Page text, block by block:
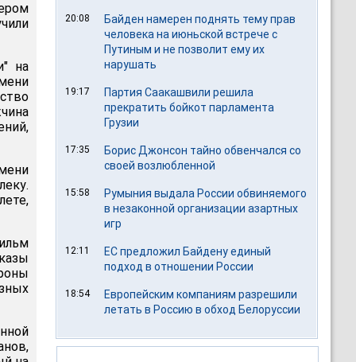
на
20:08
Байден намерен поднять тему прав
человека на июньской встрече с
Путиным и не позволит ему их
нарушать
19:17
Партия Саакашвили решила
прекратить бойкот парламента
Грузии
17:35
Борис Джонсон тайно обвенчался со
своей возлюбленной
15:58
Румыния выдала России обвиняемого
в незаконной организации азартных
игр
12:11
ЕС предложил Байдену единый
подход в отношении России
18:54
Европейским компаниям разрешили
летать в Россию в обход Белоруссии